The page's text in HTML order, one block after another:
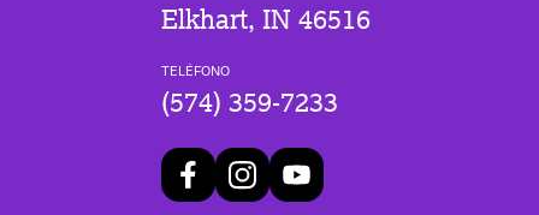
Elkhart, IN 46516
TELÉFONO
(574) 359-7233